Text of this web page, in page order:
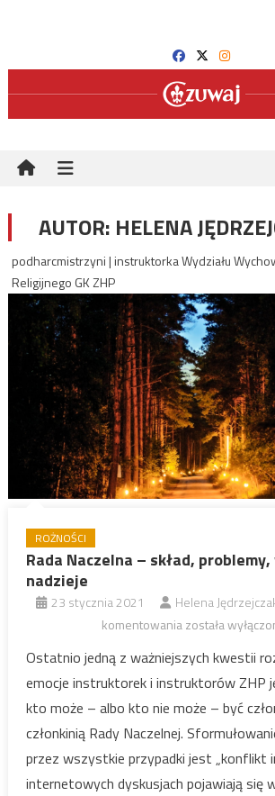
AUTOR: HELENA
podharcmistrzyni | instruktorka Wydziału
Religijnego GK ZHP
ROŻNOŚCI
Rada Naczelna – skład,
nadzieje
23 stycznia 2021 Helena
komentowaniaRada
–
skład,
problemy,
wątpliwości
nadzieje
została
Ostatnio jedną z ważniejszych kwestii
emocje instruktorek i instruktorów ZHP
kto może – albo kto nie może – być
członkinią Rady Naczelnej.
przez wszystkie przypadki jest „konflikt
internetowych dyskusjach pojawiają się